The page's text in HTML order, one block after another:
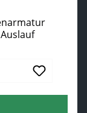
von 5 Sternen